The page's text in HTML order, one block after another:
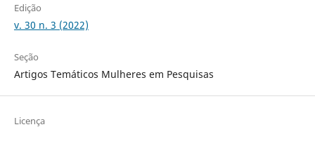
Edição
v. 30 n. 3 (2022)
Seção
Artigos Temáticos Mulheres em Pesquisas
Licença